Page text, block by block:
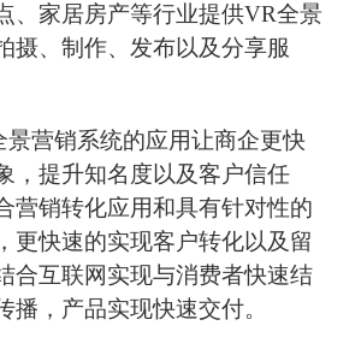
、家居房产等行业提供VR全景
摄、制作、发布以及分享服
景营销系统的应用让商企更快
，提升知名度以及客户信任
营销转化应用和具有针对性的
更快速的实现客户转化以及留
合互联网实现与消费者快速结
播，产品实现快速交付。